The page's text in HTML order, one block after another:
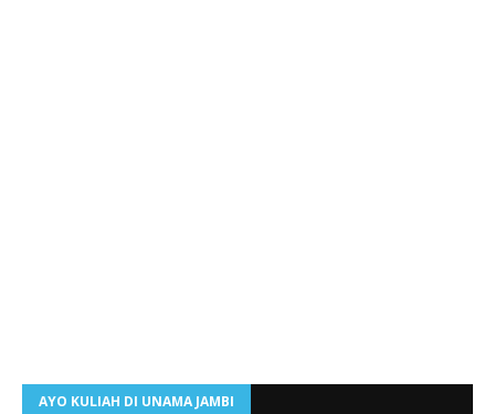
AYO KULIAH DI UNAMA JAMBI